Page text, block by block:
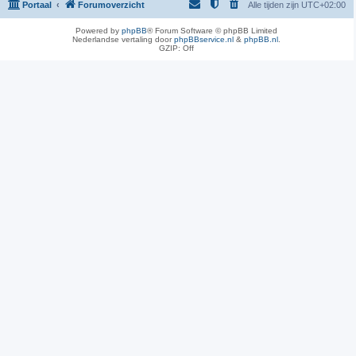
Portaal Forumoverzicht Alle tijden zijn UTC+02:00
Powered byphpBB® Forum Software © phpBB Limited
Nederlandse vertaling doorphpBBservice.nl &phpBB.nl
GZIP: Off